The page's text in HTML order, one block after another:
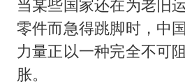
当某些国家还在为老旧
零件而急得跳脚时，中
力量正以一种完全不可
胀。